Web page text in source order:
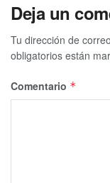
Deja un
Tu dirección de
obligatorios están
Comentario *